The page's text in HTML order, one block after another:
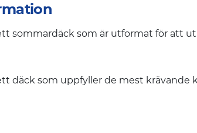
sommardäck som är utformat för att
däck som uppfyller de mest